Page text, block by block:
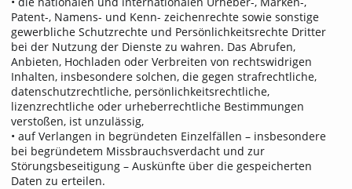
Patent-, Namens- und Kenn- zeichenrechte sowie sonstige
gewerbliche Schutzrechte und Persönlichkeitsrechte Dritter
bei der Nutzung der Dienste zu wahren. Das Abrufen,
Anbieten, Hochladen oder Verbreiten von rechtswidrigen
Inhalten, insbesondere solchen, die gegen strafrechtliche,
datenschutzrechtliche, persönlichkeitsrechtliche,
lizenzrechtliche oder urheberrechtliche Bestimmungen
verstoßen, ist unzulässig,
• auf Verlangen in begründeten Einzelfällen – insbesondere
bei begründetem Missbrauchsverdacht und zur
Störungsbeseitigung – Auskünfte über die gespeicherten
Daten zu erteilen.